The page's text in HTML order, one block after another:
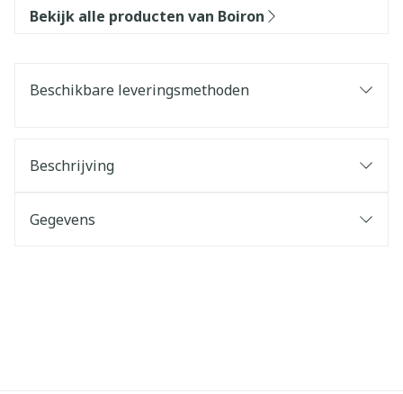
Bekijk alle producten van Boiron
Beschikbare leveringsmethoden
Beschrijving
Gegevens